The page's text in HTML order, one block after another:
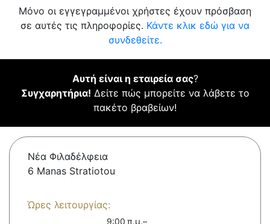
Μόνο οι εγγεγραμμένοι χρήστες έχουν πρόσβαση
σε αυτές τις πληροφορίες. Κάντε κλικ εδώ για να
συνδεθείτε.
Αυτή είναι η εταιρεία σας?
Συγχαρητήρια! Δείτε πώς μπορείτε να λάβετε το
πακέτο βραβείων!
Νέα Φιλαδέλφεια
6 Manas Stratiotou
Ώρες λειτουργίας:
9:00 π.μ.–